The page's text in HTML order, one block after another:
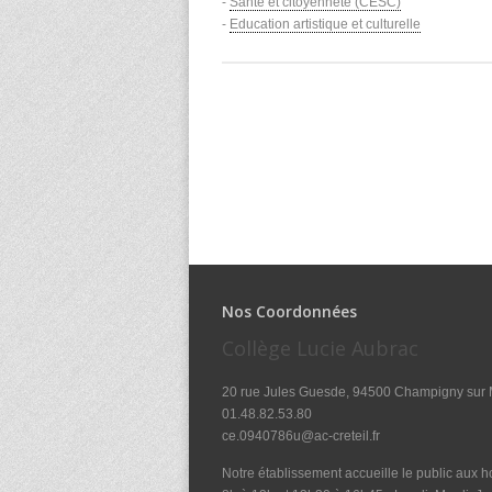
- Education artistique et culturelle
Nos Coordonnées
Collège Lucie Aubrac
20 rue Jules Guesde, 94500 Champigny sur
01.48.82.53.80
ce.0940786u@ac-creteil.fr
Notre établissement accueille le public aux